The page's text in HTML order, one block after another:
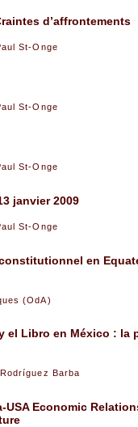
d’affrontements
St-Onge
St-Onge
St-Onge
janvier 2009
St-Onge
en
(OdA)
el Libro en México :
Barba
Economic